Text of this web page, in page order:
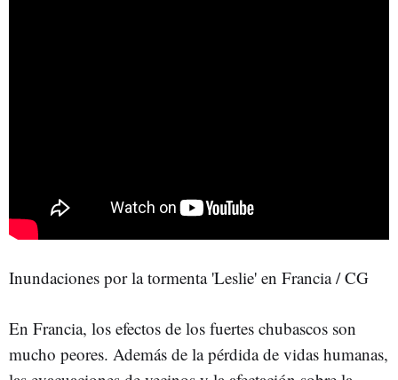
Inundaciones por la tormenta 'Leslie' en Francia / CG
En Francia, los efectos de los fuertes chubascos son
mucho peores. Además de la pérdida de vidas humanas,